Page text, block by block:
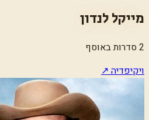
מייקל לנדון
2 סדרות באוסף
ויקיפדיה ↗